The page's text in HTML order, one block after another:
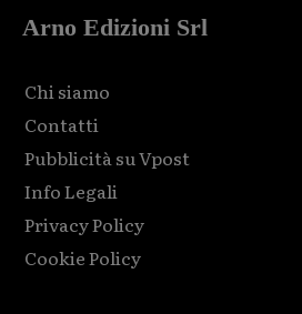
Arno Edizioni Srl
Chi siamo
Contatti
Pubblicità su Vpost
Info Legali
Privacy Policy
Cookie Policy